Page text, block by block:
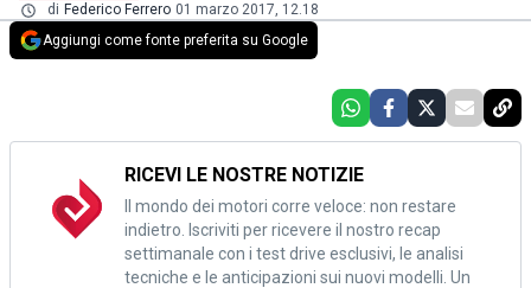
di Federico Ferrero 01 marzo 2017, 12.18
Aggiungi come fonte preferita su Google
RICEVI LE NOSTRE NOTIZIE
Il mondo dei motori corre veloce: non restare
indietro. Iscriviti per ricevere il nostro recap
settimanale con i test drive esclusivi, le analisi
tecniche e le anticipazioni sui nuovi modelli. Un